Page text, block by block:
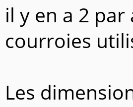
il y en a 2
courroies
Les